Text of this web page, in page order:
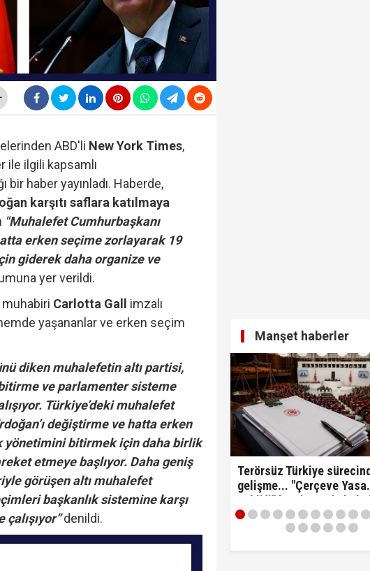
Çiftçi'den bomba iddialar: "Paraları çapkınlıkta yiyor..!"
YSK'ya geri döndü....
ve irtikap" operasyonu! 15 kişi hakkında gözaltı kararı...
vurdu… Son ankette YENİ Parti'nin sıralaması dikkat çekti!
Ağbaba tutuklandı...
mı? Kim bu genel yayın yönetmeni?
ABD'li New York Times,
ile ilgili kapsamlı
bir haber yayınladı. Haberde,
karşıtı saflara katılmaya
"Muhalefet Cumhurbaşkanı
erken seçime zorlayarak 19
giderek daha organize ve
yer verildi.
muhabiri Carlotta Gall
imzalı
yaşananlar ve erken seçim
diken muhalefetin altı partisi,
ve parlamenter sisteme
Türkiye’deki muhalefet
değiştirme ve hatta erken
yönetimini bitirmek için daha birlik
etmeye başlıyor. Daha geniş
görüşen altı muhalefet
başkanlık sistemine karşı
denildi.
Manşet haberler
Terörsüz Türkiye
gelişme... "Çerçeve Yasa
Teklifi" komisyonda
edildi!